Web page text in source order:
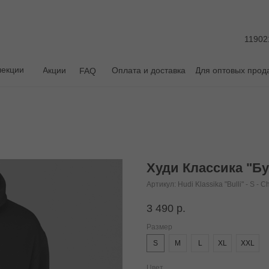
Акции FAQ Для оптовых
Оплата и доставка
Худи Классика
Артикул: Hudi Klassika "Bulli" - S -
3 490 р.
Размер
S
M L XL XXL